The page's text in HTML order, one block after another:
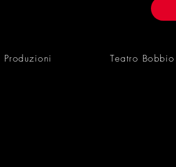
Produzioni Teatro Bobbio